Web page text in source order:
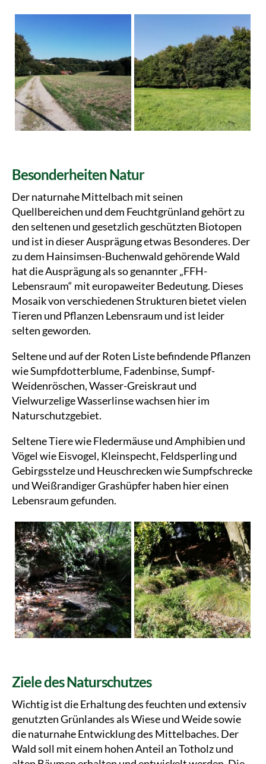
Besonderheiten Natur
Der naturnahe Mittelbach mit seinen
Quellbereichen und dem Feuchtgrünland gehört zu
den seltenen und gesetzlich geschützten Biotopen
und ist in dieser Ausprägung etwas Besonderes. Der
zu dem Hainsimsen-Buchenwald gehörende Wald
hat die Ausprägung als so genannter „FFH-
Lebensraum“ mit europaweiter Bedeutung. Dieses
Mosaik von verschiedenen Strukturen bietet vielen
Tieren und Pflanzen Lebensraum und ist leider
selten geworden.
Seltene und auf der Roten Liste befindende Pflanzen
wie Sumpfdotterblume, Fadenbinse, Sumpf-
Weidenröschen, Wasser-Greiskraut und
Vielwurzelige Wasserlinse wachsen hier im
Naturschutzgebiet.
Seltene Tiere wie Fledermäuse und Amphibien und
Vögel wie Eisvogel, Kleinspecht, Feldsperling und
Gebirgsstelze und Heuschrecken wie Sumpfschrecke
und Weißrandiger Grashüpfer haben hier einen
Lebensraum gefunden.
Ziele des Naturschutzes
Wichtig ist die Erhaltung des feuchten und extensiv
genutzten Grünlandes als Wiese und Weide sowie
die naturnahe Entwicklung des Mittelbaches. Der
Wald soll mit einem hohen Anteil an Totholz und